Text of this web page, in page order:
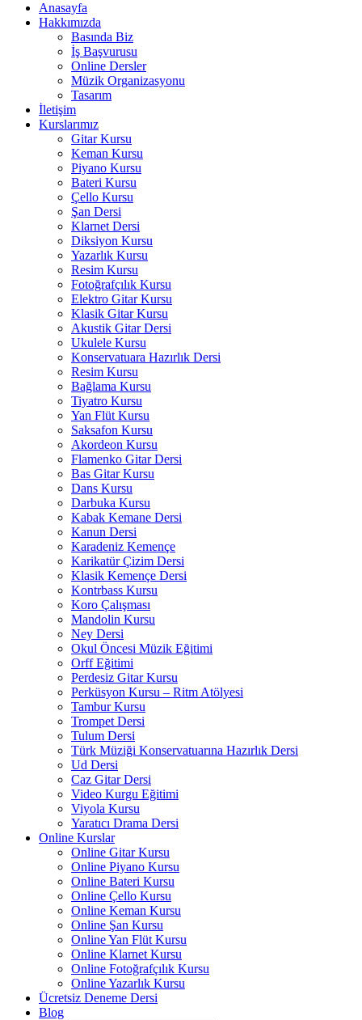
Anasayfa
Hakkımızda
Basında Biz
İş Başvurusu
Online Dersler
Müzik Organizasyonu
Tasarım
İletişim
Kurslarımız
Gitar Kursu
Keman Kursu
Piyano Kursu
Bateri Kursu
Çello Kursu
Şan Dersi
Klarnet Dersi
Diksiyon Kursu
Yazarlık Kursu
Resim Kursu
Fotoğrafçılık Kursu
Elektro Gitar Kursu
Klasik Gitar Kursu
Akustik Gitar Dersi
Ukulele Kursu
Konservatuara Hazırlık Dersi
Resim Kursu
Bağlama Kursu
Tiyatro Kursu
Yan Flüt Kursu
Saksafon Kursu
Akordeon Kursu
Flamenko Gitar Dersi
Bas Gitar Kursu
Dans Kursu
Darbuka Kursu
Kabak Kemane Dersi
Kanun Dersi
Karadeniz Kemençe
Karikatür Çizim Dersi
Klasik Kemençe Dersi
Kontrbass Kursu
Koro Çalışması
Mandolin Kursu
Ney Dersi
Okul Öncesi Müzik Eğitimi
Orff Eğitimi
Perdesiz Gitar Kursu
Perküsyon Kursu – Ritm Atölyesi
Tambur Kursu
Trompet Dersi
Tulum Dersi
Türk Müziği Konservatuarına Hazırlık Dersi
Ud Dersi
Caz Gitar Dersi
Video Kurgu Eğitimi
Viyola Kursu
Yaratıcı Drama Dersi
Online Kurslar
Online Gitar Kursu
Online Piyano Kursu
Online Bateri Kursu
Online Çello Kursu
Online Keman Kursu
Online Şan Kursu
Online Yan Flüt Kursu
Online Klarnet Kursu
Online Fotoğrafçılık Kursu
Online Yazarlık Kursu
Ücretsiz Deneme Dersi
Blog